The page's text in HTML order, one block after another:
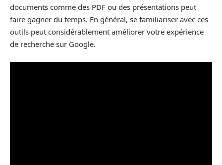
documents comme des PDF ou des présentations peut
faire gagner du temps. En général, se familiariser avec ces
outils peut considérablement améliorer votre expérience
de recherche sur Google.